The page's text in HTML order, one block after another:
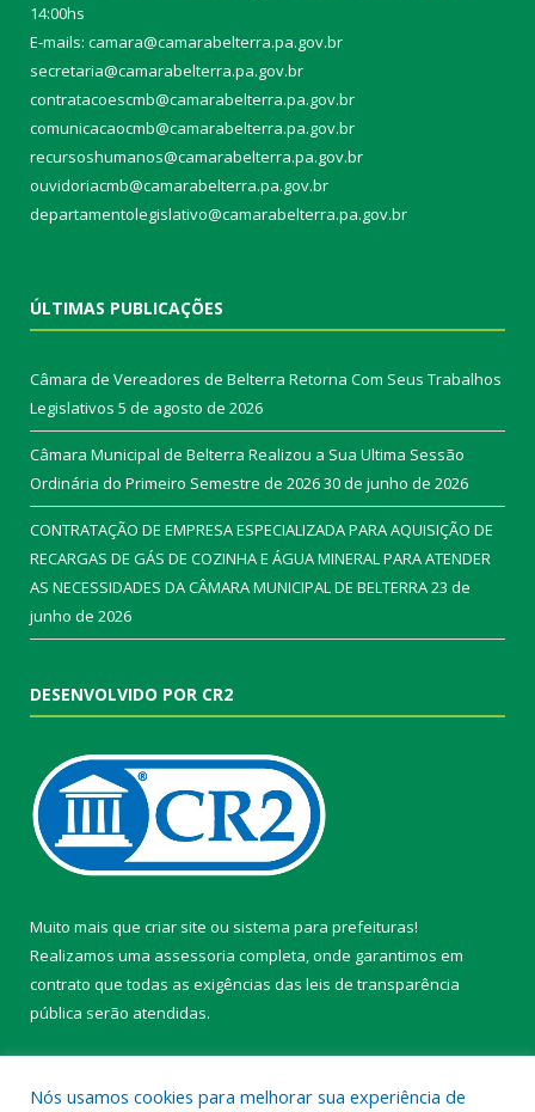
14:00hs
E-mails: camara@camarabelterra.pa.gov.br
secretaria@camarabelterra.pa.gov.br
contratacoescmb@camarabelterra.pa.gov.br
comunicacaocmb@camarabelterra.pa.gov.br
recursoshumanos@camarabelterra.pa.gov.br
ouvidoriacmb@camarabelterra.pa.gov.br
departamentolegislativo@camarabelterra.pa.gov.br
ÚLTIMAS PUBLICAÇÕES
Câmara de Vereadores de Belterra Retorna Com Seus Trabalhos
Legislativos 5 de agosto de 2026
Câmara Municipal de Belterra Realizou a Sua Ultima Sessão
Ordinária do Primeiro Semestre de 202630 de junho de 2026
CONTRATAÇÃO DE EMPRESA ESPECIALIZADA PARA AQUISIÇÃO DE
RECARGAS DE GÁS DE COZINHA E ÁGUA MINERAL PARA ATENDER
AS NECESSIDADES DA CÂMARA MUNICIPAL DE BELTERRA23 de
junho de 2026
DESENVOLVIDO POR CR2
Muito mais que criar site ou sistema para prefeituras!
Realizamos uma assessoria completa, onde garantimos em
contrato que todas as exigências das leis de transparência
pública serão atendidas.
Nós usamos cookies para melhorar sua experiência de